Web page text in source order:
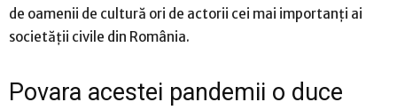
de oamenii de cultură ori de actorii cei mai importanți ai
societății civile din România.
Povara acestei pandemii o duce